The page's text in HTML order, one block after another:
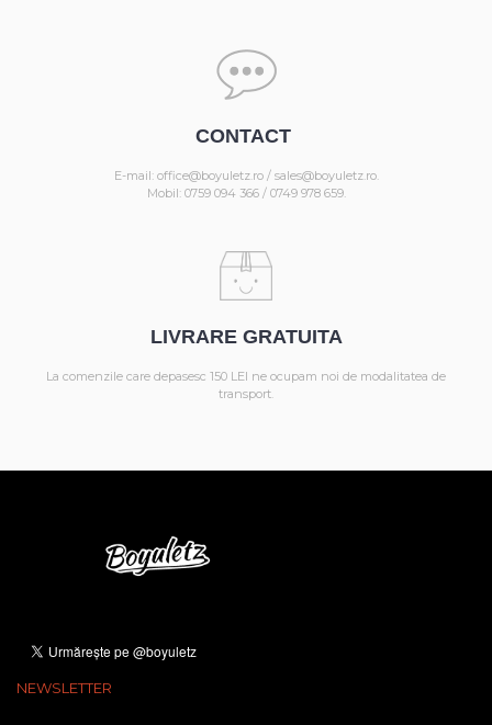
CONTACT
E-mail: office@boyuletz.ro / sales@boyuletz.ro.
Mobil: 0759 094 366 / 0749 978 659.
LIVRARE GRATUITA
La comenzile care depasesc 150 LEI ne ocupam noi de modalitatea de
transport.
NEWSLETTER